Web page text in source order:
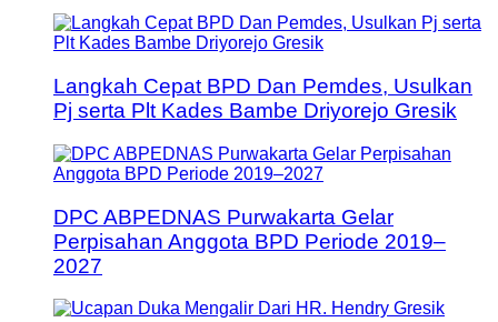
Langkah Cepat BPD Dan Pemdes, Usulkan
Pj serta Plt Kades Bambe Driyorejo Gresik
DPC ABPEDNAS Purwakarta Gelar
Perpisahan Anggota BPD Periode 2019–
2027